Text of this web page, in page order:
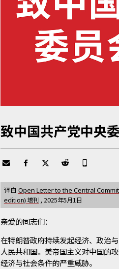
致中国共产党中央
译自 Open Letter to the Central
edition)增刊 , 2025年5月1日
亲爱的同志们：
在特朗普政府持续发起经济、政治
人民共和国。美帝国主义对中国的
经济与社会条件的严重威胁。